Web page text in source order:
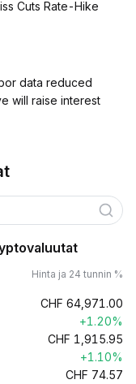
Cuts Rate-Hike
data reduced
will raise interest
Hinta ja 24 tunnin %
CHF 64,971.00
+1.20%
CHF 1,915.95
+1.10%
CHF 74.57